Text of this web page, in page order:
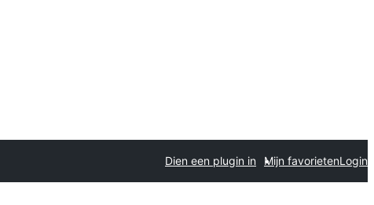
Dien een plugin in Mijn favorietenLogin